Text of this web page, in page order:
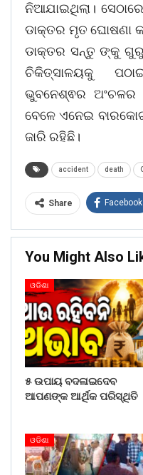
ନିଆଯାଇଥିଲା।
ଡାକ୍ତର ମୃତ ଘୋଷଣା
ଡାକ୍ତର ସନ୍ତୁ ଙ୍କୁ
ଚିକିତ୍ସାଳୟକୁ
ଭୁବନେଶ୍ଵର
ବେଳେ ଏନେଇ
ଜାରି ରହିଛି।
accident death
Share Facebook
You Might Also
ଓଡିଶା
୫ ଉପାୟ ବଦଳାଇଦେବ
ଆପଣଙ୍କ ଆର୍ଥିକ ପରିସ୍ଥିତି
ଓଡିଶା